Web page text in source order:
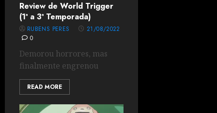
Review de World Trigger
(1ª a 3ª Temporada)
RUBENS PERES
21/08/2022
0
Demorou horrores, mas
finalmente engrenou
READ MORE